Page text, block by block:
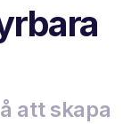
att skapa